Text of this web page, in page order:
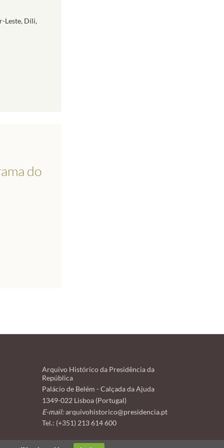
Leste, Díli,
do
Arquivo Histórico da Presidência da
República
Palácio de Belém - Calçada da Ajuda
1349-022 Lisboa (Portugal)
E-mail: arquivohistorico@presidencia.pt
Tel.: (+351) 213 614 600